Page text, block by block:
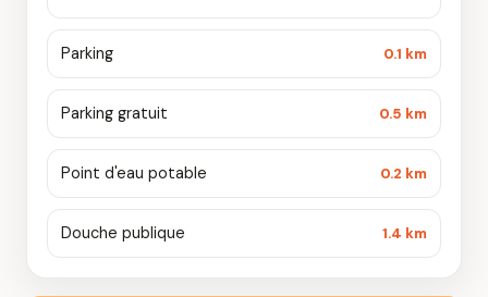
Parking 0.1 km
Parking gratuit 0.5 km
Point d'eau potable 0.2 km
Douche publique 1.4 km